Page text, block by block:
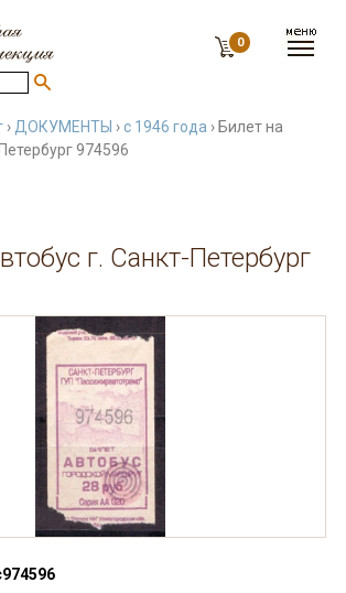
0
› ДОКУМЕНТЫ ›с 1946 года › Билет на
974596
г. Санкт-Петербург